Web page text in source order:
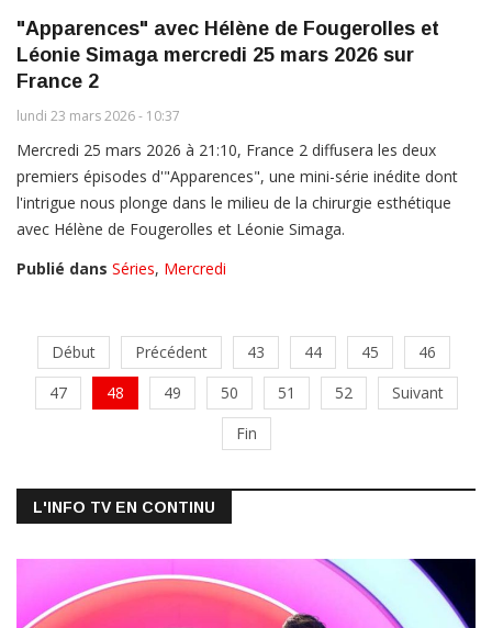
"Apparences" avec Hélène de Fougerolles et
Léonie Simaga mercredi 25 mars 2026 sur
France 2
lundi 23 mars 2026 - 10:37
Mercredi 25 mars 2026 à 21:10, France 2 diffusera les deux
premiers épisodes d'"Apparences", une mini-série inédite dont
l'intrigue nous plonge dans le milieu de la chirurgie esthétique
avec Hélène de Fougerolles et Léonie Simaga.
Publié dans Séries, Mercredi
Début Précédent 43 44 45
46
47
48 49 50 51 52
Suivant
Fin
L'INFO TV EN CONTINU